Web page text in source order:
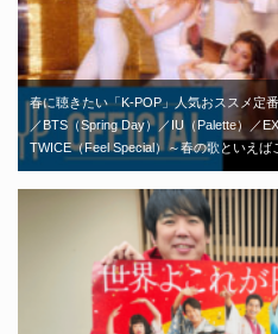
春に聴きたい「K-POP」人気おススメ定
／BTS（Spring Day）／IU（Palette）／
TWICE（Feel Special）～春の歌といえば